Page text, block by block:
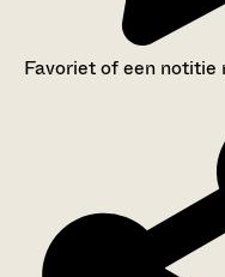
Favoriet of een notitie